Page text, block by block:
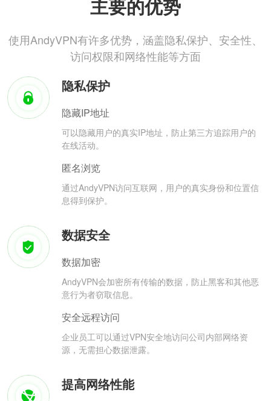
主要的优势
使用AndyVPN有许多优势，涵盖隐私保护、安全性、
访问权限和网络性能等方面
隐私保护
隐藏IP地址
可以隐藏用户的真实IP地址，防止第三方追踪用户的
在线活动。
匿名浏览
通过AndyVPN访问互联网，用户的真实身份和位置信
息得到保护。
数据安全
数据加密
AndyVPN会加密所有传输的数据，防止黑客和其他恶
意行为者窃取信息。
安全远程访问
企业员工可以通过VPN安全地访问公司内部网络资
源，无需担心数据泄露。
提高网络性能